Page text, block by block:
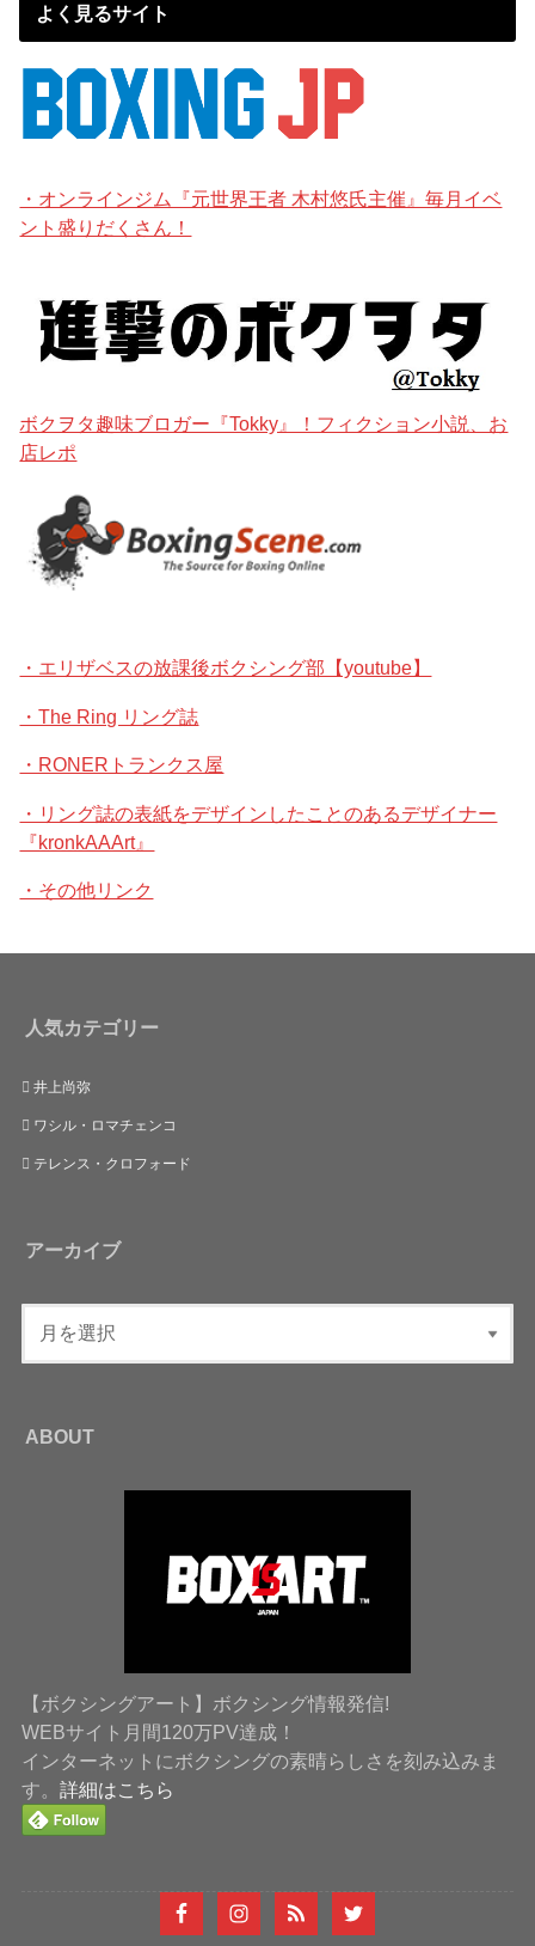
よく見るサイト
・オンラインジム『元世界王者 木村悠氏主催』毎月イベ
ント盛りだくさん！
ボクヲタ趣味ブロガー『Tokky』！フィクション小説、お
店レポ
・エリザベスの放課後ボクシング部【youtube】
・The Ring リング誌
・RONERトランクス屋
・リング誌の表紙をデザインしたことのあるデザイナー
『kronkAAArt』
・その他リンク
人気カテゴリー
井上尚弥
ワシル・ロマチェンコ
テレンス・クロフォード
アーカイブ
ABOUT
【ボクシングアート】ボクシング情報発信!
WEBサイト月間120万PV達成！
インターネットにボクシングの素晴らしさを刻み込みま
す。 詳細はこちら